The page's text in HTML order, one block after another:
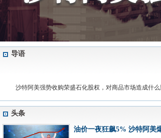
导语
沙特阿美强势收购荣盛石化股权，对商品市场造成什么
头条
油价一夜狂飙5% 沙特阿美